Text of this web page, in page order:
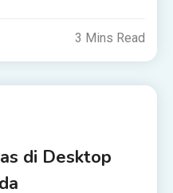
3 Mins Read
di Desktop